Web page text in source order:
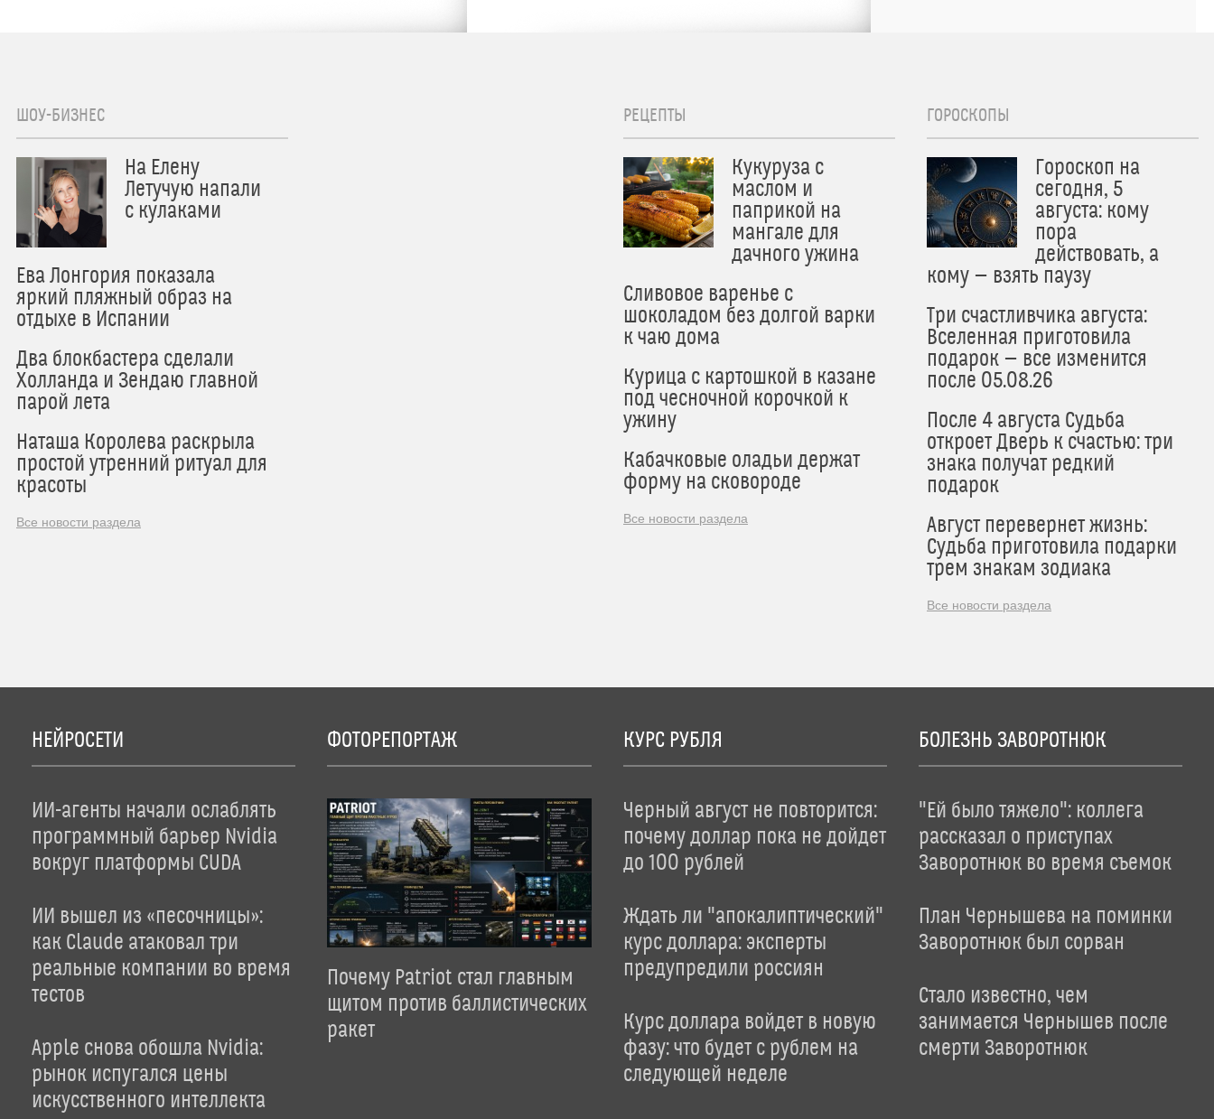
ШОУ-БИЗНЕС
На Елену
Летучую напали
с кулаками
Ева Лонгория показала
яркий пляжный образ на
отдыхе в Испании
Два блокбастера сделали
Холланда и Зендаю главной
парой лета
Наташа Королева раскрыла
простой утренний ритуал для
красоты
Все новости раздела
РЕЦЕПТЫ
Кукуруза с
маслом и
паприкой на
мангале для
дачного ужина
Сливовое варенье с
шоколадом без долгой варки
к чаю дома
Курица с картошкой в казане
под чесночной корочкой к
ужину
Кабачковые оладьи держат
форму на сковороде
Все новости раздела
ГОРОСКОПЫ
Гороскоп на
сегодня, 5
августа: кому
пора
действовать, а
кому — взять паузу
Три счастливчика августа:
Вселенная приготовила
подарок — все изменится
после 05.08.26
После 4 августа Судьба
откроет Дверь к счастью: три
знака получат редкий
подарок
Август перевернет жизнь:
Судьба приготовила подарки
трем знакам зодиака
Все новости раздела
НЕЙРОСЕТИ
ИИ-агенты начали ослаблять
программный барьер Nvidia
вокруг платформы CUDA
ИИ вышел из «песочницы»:
как Claude атаковал три
реальные компании во время
тестов
Apple снова обошла Nvidia:
рынок испугался цены
искусственного интеллекта
ФОТОРЕПОРТАЖ
Почему Patriot стал главным
щитом против баллистических
ракет
КУРС РУБЛЯ
Черный август не повторится:
почему доллар пока не дойдет
до 100 рублей
Ждать ли "апокалиптический"
курс доллара: эксперты
предупредили россиян
Курс доллара войдет в новую
фазу: что будет с рублем на
следующей неделе
БОЛЕЗНЬ ЗАВОРОТНЮК
"Ей было тяжело": коллега
рассказал о приступах
Заворотнюк во время съемок
План Чернышева на поминки
Заворотнюк был сорван
Стало известно, чем
занимается Чернышев после
смерти Заворотнюк